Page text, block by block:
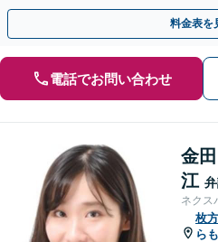
す【夜間・休日面談】【完全個室】【
料金表を
電話でお問い合わせ
金
江
ネクス
枚
ら